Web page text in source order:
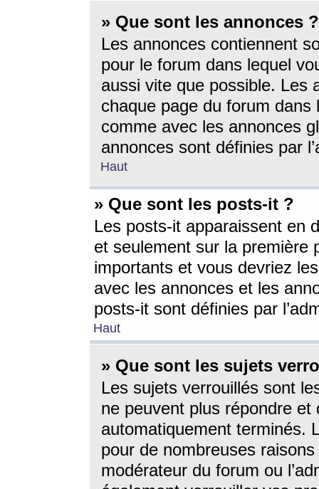
» Que sont les annonces ?
Les annonces contiennent
pour le forum dans lequel
aussi vite que possible. Les
chaque page du forum dans
comme avec les annonces
annonces sont définies par
Haut
» Que sont les posts-it ?
Les posts-it apparaissent en
et seulement sur la première
importants et vous devriez
avec les annonces et les
posts-it sont définies par
Haut
» Que sont les sujets
Les sujets verrouillés sont
ne peuvent plus répondre
automatiquement terminés.
pour de nombreuses
modérateur du forum ou